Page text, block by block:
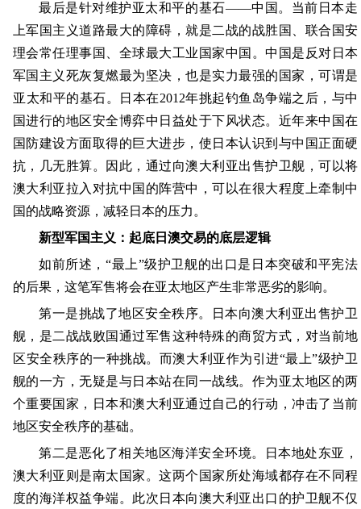
最后是针对维护亚太和平的基石——中国。当前日本走
上军国主义道路最大的障碍，就是二战的战胜国、联合国安
理会常任理事国、全球最大工业国家中国。中国是反对日本
军国主义死灰复燃最为坚决，也是实力最强的国家，可谓是
亚太和平的基石。日本在2012年挑起钓鱼岛争端之后，与中
国进行的地区安全博弈中日益处于下风状态。近年来中国在
国防建设方面取得的巨大进步，使日本认识到与中国正面硬
抗，几无胜算。因此，通过向澳大利亚出售护卫舰，可以将
澳大利亚拉入对抗中国的阵营中，可以在很大程度上牵制中
国的战略资源，减轻日本的压力。
新型军国主义：起底日澳交易的底层逻辑
如前所述，“最上”级护卫舰的出口是日本突破和平宪法
的后果，这笔军售将会在亚太地区产生非常恶劣的影响。
第一是挑战了地区安全秩序。日本向澳大利亚出售护卫
舰，是二战战败国通过军售这种特殊的商贸方式，对当前地
区安全秩序的一种挑战。而澳大利亚作为引进“最上”级护卫
舰的一方，无疑是与日本站在同一战线。作为亚太地区的两
个重要国家，日本和澳大利亚通过自己的行动，冲击了当前
地区安全秩序的基础。
第二是恶化了相关地区海洋安全环境。日本地处东亚，
澳大利亚则是南太国家。这两个国家所处海域都存在不同程
度的海洋权益争端。此次日本向澳大利亚出口的护卫舰不仅